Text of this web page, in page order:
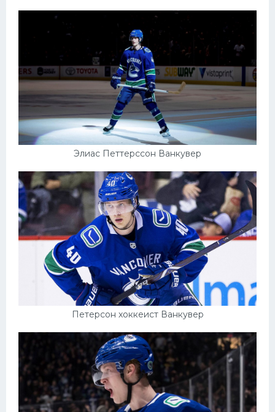
Элиас Петтерссон Ванкувер
Петерсон хоккеист Ванкувер